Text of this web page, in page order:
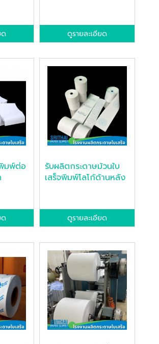
ด ดูรายละเอียด
มพ์ต่อ
ด
รับผลิตกระดาษม้วนใบ
เสร็จพิมพ์โลโก้ด้านหลัง
ดูรายละเอียด